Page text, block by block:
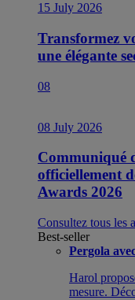
15 July 2026
Transformez
une élégante
08
08 July 2026
Communiqué
officiellement
Awards 2026
Consultez tous les
Best-seller
Pergola
Harol
mesure.